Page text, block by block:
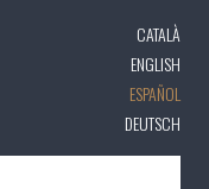
CATALÀ
ENGLISH
ESPAÑOL
DEUTSCH